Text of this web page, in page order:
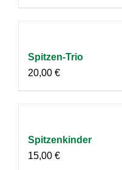
Spitzen-Trio
20,00 €
Spitzenkinder
15,00 €